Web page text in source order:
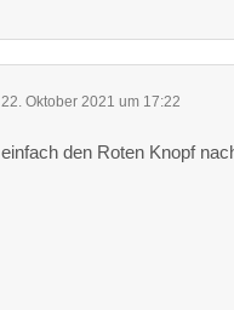
22. Oktober 2021 um 17:22
einfach den Roten Knopf